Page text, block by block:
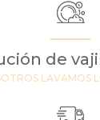
de
LAVAMOS